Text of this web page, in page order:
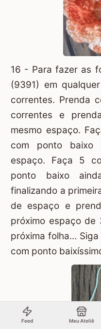
16 - Para fazer as
(9391) em
correntes. Prenda
correntes e
mesmo espaço.
com ponto baixo
espaço. Faça 5
ponto baixo
finalizando a
de espaço e
próximo espaço
próxima folha...
com ponto
Feed Meu Ateliê